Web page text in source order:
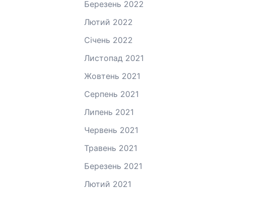
Березень 2022
Лютий 2022
Січень 2022
Листопад 2021
Жовтень 2021
Серпень 2021
Липень 2021
Червень 2021
Травень 2021
Березень 2021
Лютий 2021